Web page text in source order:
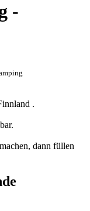
-
.
dann füllen